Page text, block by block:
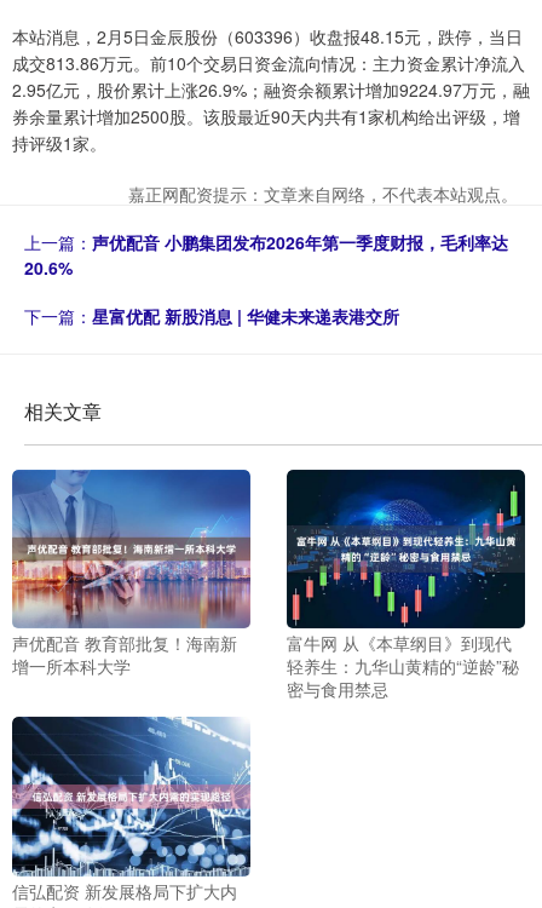
本站消息，2月5日金辰股份（603396）收盘报48.15元，跌停，当日
成交813.86万元。前10个交易日资金流向情况：主力资金累计净流入
2.95亿元，股价累计上涨26.9%；融资余额累计增加9224.97万元，融
券余量累计增加2500股。该股最近90天内共有1家机构给出评级，增
持评级1家。
嘉正网配资提示：文章来自网络，不代表本站观点。
上一篇： 声优配音 小鹏集团发布2026年第一季度财报，毛利率达
20.6%
下一篇： 星富优配 新股消息 | 华健未来递表港交所
相关文章
声优配音 教育部批复！海南新
增一所本科大学
富牛网 从《本草纲目》到现代
轻养生：九华山黄精的“逆龄”秘
密与食用禁忌
信弘配资 新发展格局下扩大内